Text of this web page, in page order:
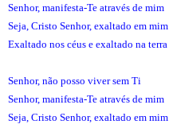
Senhor, manifesta-Te através de mim
Seja, Cristo Senhor, exaltado em mim
Exaltado nos céus e exaltado na terra
Senhor, não posso viver sem Ti
Senhor, manifesta-Te através de mim
Seja, Cristo Senhor, exaltado em mim